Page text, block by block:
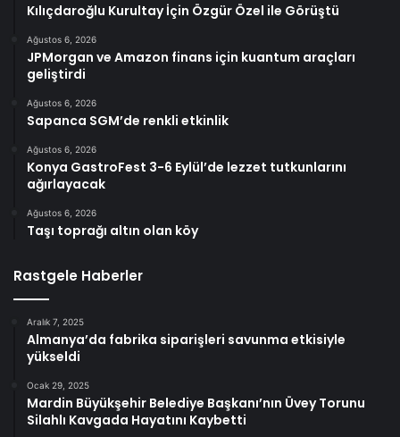
Kılıçdaroğlu Kurultay İçin Özgür Özel ile Görüştü
Ağustos 6, 2026
JPMorgan ve Amazon finans için kuantum araçları
geliştirdi
Ağustos 6, 2026
Sapanca SGM’de renkli etkinlik
Ağustos 6, 2026
Konya GastroFest 3-6 Eylül’de lezzet tutkunlarını
ağırlayacak
Ağustos 6, 2026
Taşı toprağı altın olan köy
Rastgele Haberler
Aralık 7, 2025
Almanya’da fabrika siparişleri savunma etkisiyle
yükseldi
Ocak 29, 2025
Mardin Büyükşehir Belediye Başkanı’nın Üvey Torunu
Silahlı Kavgada Hayatını Kaybetti